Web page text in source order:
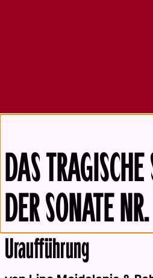
DAS
DER SONATE
Back
Uraufführung